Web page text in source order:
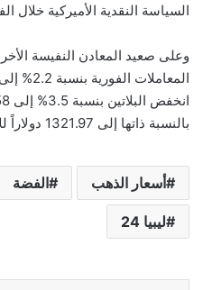
السياسة النقدية الأميركية خلال
وعلى صعيد المعادن النفيسة
بالنسبة ذاتها إلى 1321.97 دولاراً للأونصة.
أسعار الذهب الفضة
ليبيا 24